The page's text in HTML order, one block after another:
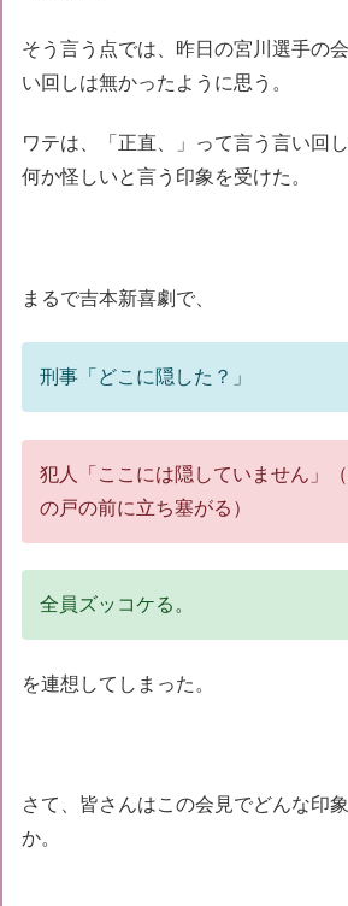
そう言う点では、昨日の宮川選手の
い回しは無かったように思う。
ワテは、「正直、」って言う言い回
何か怪しいと言う印象を受けた。
まるで吉本新喜劇で、
刑事「どこに隠した？」
犯人「ここには隠していません」
の戸の前に立ち塞がる）
全員ズッコケる。
を連想してしまった。
さて、皆さんはこの会見でどんな印
か。